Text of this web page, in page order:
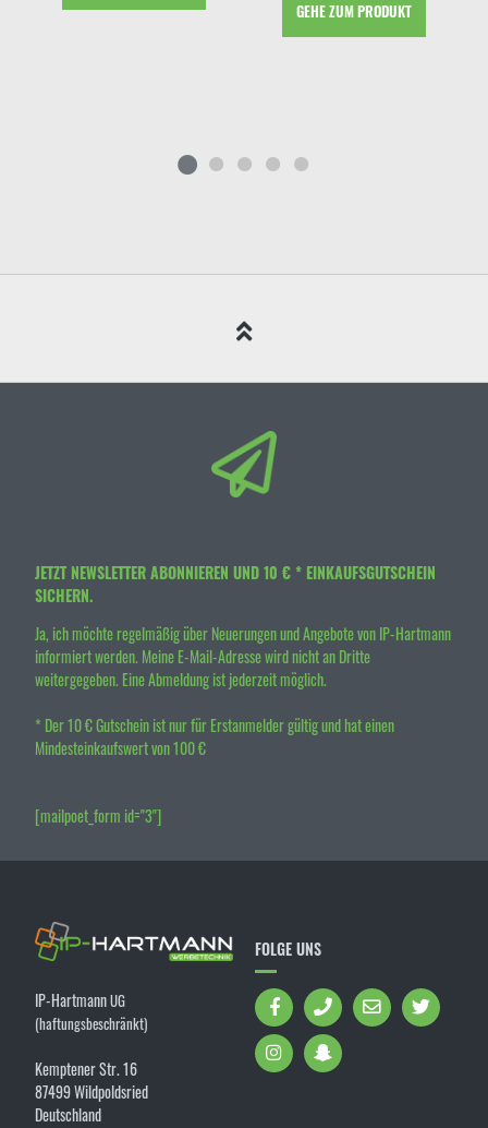
GEHE ZUM PRODUKT
JETZT NEWSLETTER ABONNIEREN UND 10 € * EINKAUFSGUTSCHEIN
SICHERN.
Ja, ich möchte regelmäßig über Neuerungen und Angebote von IP-Hartmann
informiert werden. Meine E-Mail-Adresse wird nicht an Dritte
weitergegeben. Eine Abmeldung ist jederzeit möglich.
* Der 10 € Gutschein ist nur für Erstanmelder gültig und hat einen
Mindesteinkaufswert von 100 €
[mailpoet_form id="3"]
IP-HartmannUG
(haftungsbeschränkt)
Kemptener Str. 16
87499 Wildpoldsried
Deutschland
FOLGE UNS